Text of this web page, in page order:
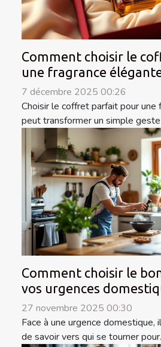
Comment choisir le
une fragrance
7 décembre 2025 00:26
Choisir le coffret parfait pour une
peut transformer un simple geste
Comment choisir le
vos urgences
27 novembre 2025 00:30
Face à une urgence
de savoir vers qui se tourner